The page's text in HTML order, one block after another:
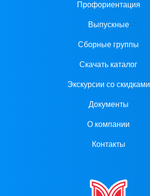
Профориентация
Выпускные
Сборные группы
Скачать каталог
Экскурсии со скидками
Документы
О компании
Контакты